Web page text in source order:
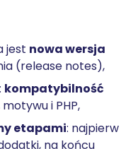
jest nowa wersja
(release notes),
kompatybilność
motywu i PHP,
etapami: najpierw
na końcu